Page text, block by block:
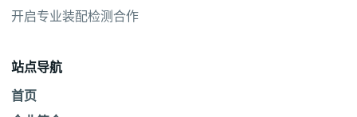
开启专业装配检测合作
站点导航
首页